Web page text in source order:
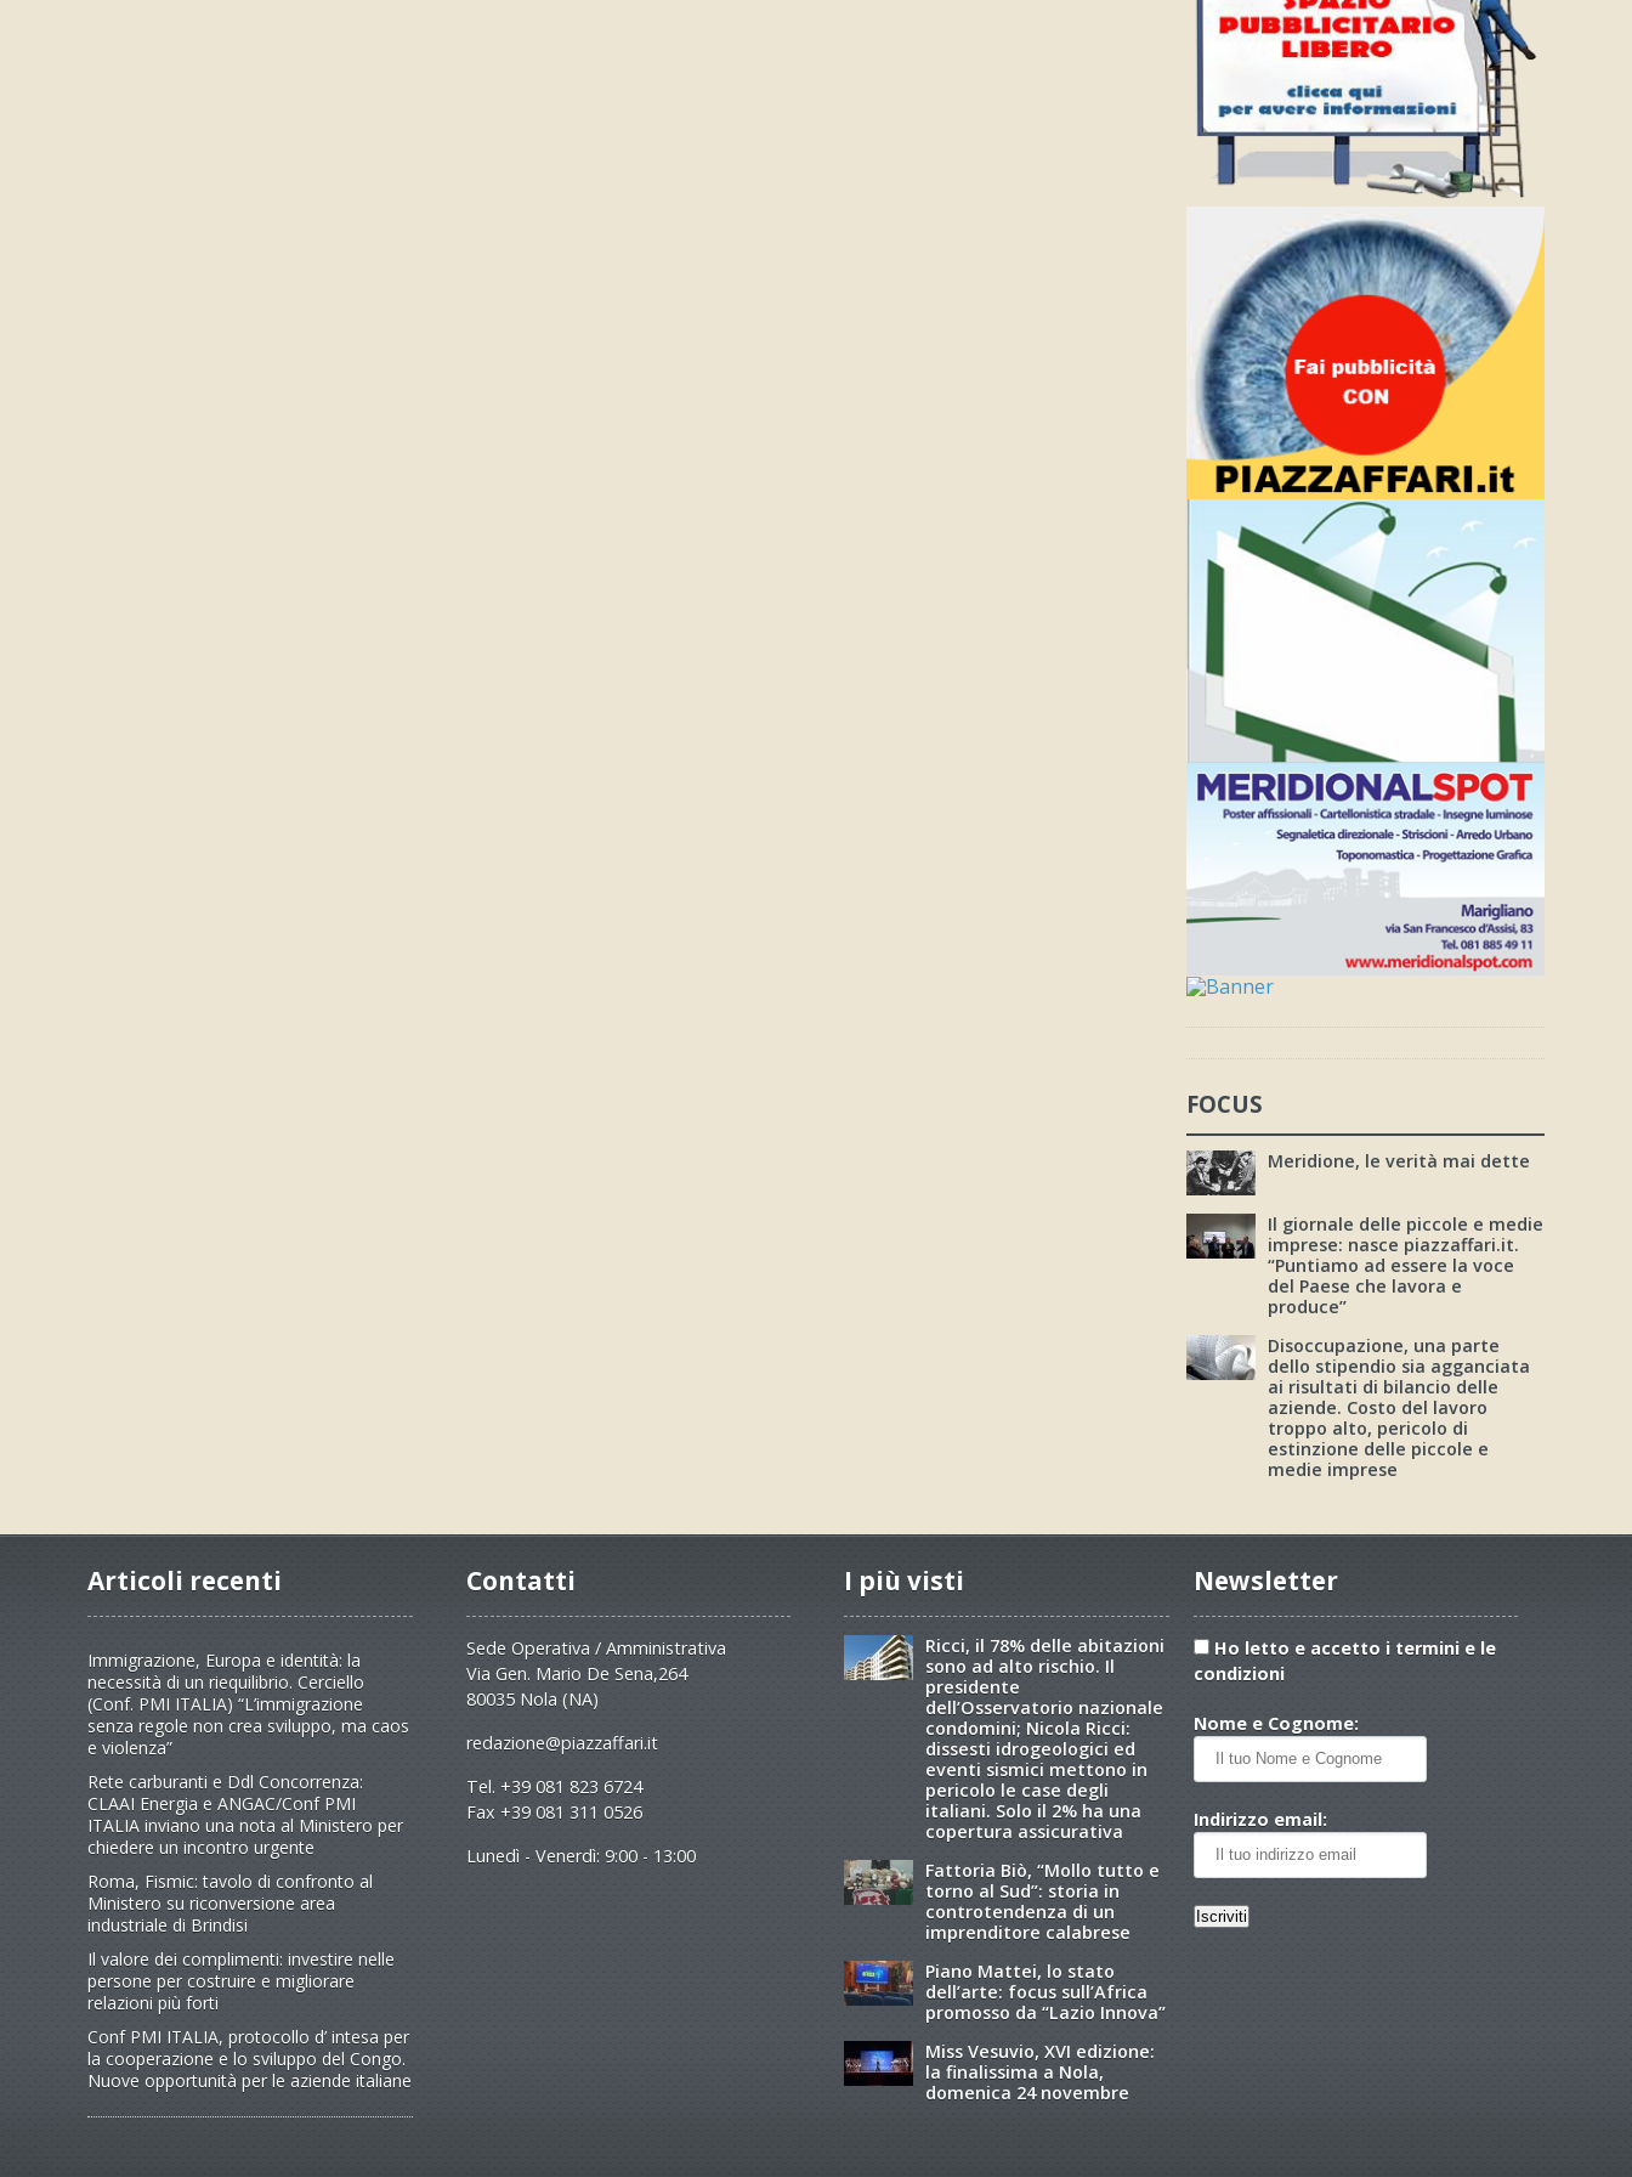
FOCUS
Meridione, le verità mai dette
Il giornale delle piccole e medie
imprese: nasce piazzaffari.it.
“Puntiamo ad essere la voce
del Paese che lavora e
produce”
Disoccupazione, una parte
dello stipendio sia agganciata
ai risultati di bilancio delle
aziende. Costo del lavoro
troppo alto, pericolo di
estinzione delle piccole e
medie imprese
Articoli recenti
Immigrazione, Europa e identità: la
necessità di un riequilibrio. Cerciello
(Conf. PMI ITALIA) “L’immigrazione
senza regole non crea sviluppo, ma caos
e violenza”
Rete carburanti e Ddl Concorrenza:
CLAAI Energia e ANGAC/Conf PMI
ITALIA inviano una nota al Ministero per
chiedere un incontro urgente
Roma, Fismic: tavolo di confronto al
Ministero su riconversione area
industriale di Brindisi
Il valore dei complimenti: investire nelle
persone per costruire e migliorare
relazioni più forti
Conf PMI ITALIA, protocollo d’ intesa per
la cooperazione e lo sviluppo del Congo.
Nuove opportunità per le aziende italiane
Contatti
Sede Operativa / Amministrativa
Via Gen. Mario De Sena,264
80035 Nola (NA)
redazione@piazzaffari.it
Tel. +39 081 823 6724
Fax +39 081 311 0526
Lunedì - Venerdì: 9:00 - 13:00
I più visti
Ricci, il 78% delle abitazioni
sono ad alto rischio. Il
presidente
dell’Osservatorio nazionale
condomini; Nicola Ricci:
dissesti idrogeologici ed
eventi sismici mettono in
pericolo le case degli
italiani. Solo il 2% ha una
copertura assicurativa
Fattoria Biò, “Mollo tutto e
torno al Sud”: storia in
controtendenza di un
imprenditore calabrese
Piano Mattei, lo stato
dell’arte: focus sull’Africa
promosso da “Lazio Innova”
Miss Vesuvio, XVI edizione:
la finalissima a Nola,
domenica 24 novembre
Newsletter
Ho letto e accetto i termini e le
condizioni
Nome e Cognome:
Indirizzo email: